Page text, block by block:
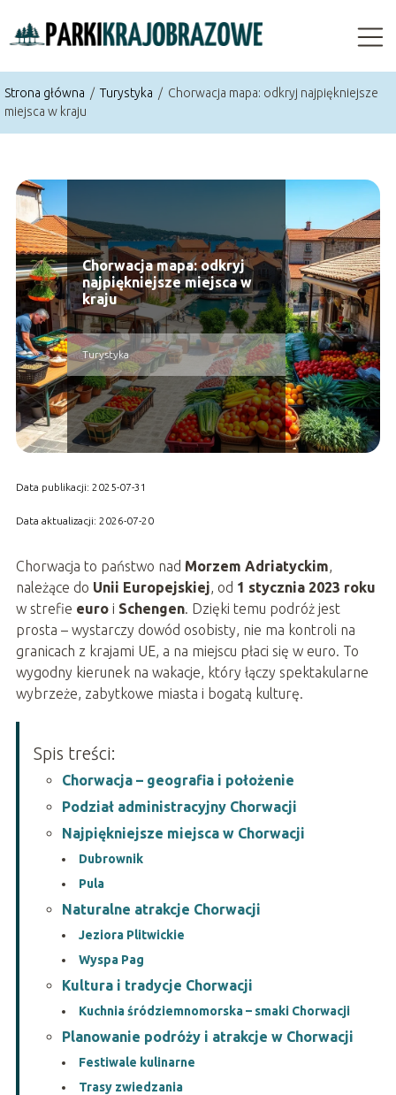
Strona główna / Turystyka / Chorwacja mapa: odkryj najpiękniejsze
miejsca w kraju
Chorwacja mapa: odkryj
najpiękniejsze miejsca w
kraju
Turystyka
Data publikacji: 2025-07-31
Data aktualizacji: 2026-07-20
Chorwacja to państwo nad Morzem Adriatyckim,
należące do Unii Europejskiej, od 1 stycznia 2023 roku
w strefie euroi Schengen. Dzięki temu podróż jest
prosta – wystarczy dowód osobisty, nie ma kontroli na
granicach z krajami UE, a na miejscu płaci się w euro. To
wygodny kierunek na wakacje, który łączy spektakularne
wybrzeże, zabytkowe miasta i bogatą kulturę.
Spis treści:
Chorwacja – geografia i położenie
Podział administracyjny Chorwacji
Najpiękniejsze miejsca w Chorwacji
Dubrownik
Pula
Naturalne atrakcje Chorwacji
Jeziora Plitwickie
Wyspa Pag
Kultura i tradycje Chorwacji
Kuchnia śródziemnomorska – smaki Chorwacji
Planowanie podróży i atrakcje w Chorwacji
Festiwale kulinarne
Trasy zwiedzania